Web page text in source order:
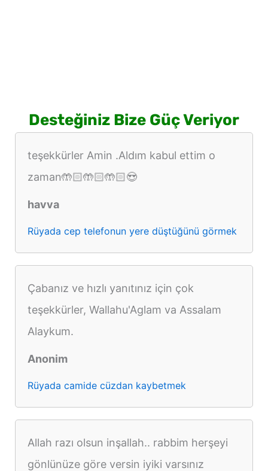
Desteğiniz Bize Güç Veriyor
teşekkürler Amin .Aldım kabul ettim o
zaman🤲🏻🤲🏻🤲🏻😍
havva
Rüyada cep telefonun yere düştüğünü görmek
Çabanız ve hızlı yanıtınız için çok
teşekkürler, Wallahu'Aglam va Assalam
Alaykum.
Anonim
Rüyada camide cüzdan kaybetmek
Allah razı olsun inşallah.. rabbim herşeyi
gönlünüze göre versin iyiki varsınız